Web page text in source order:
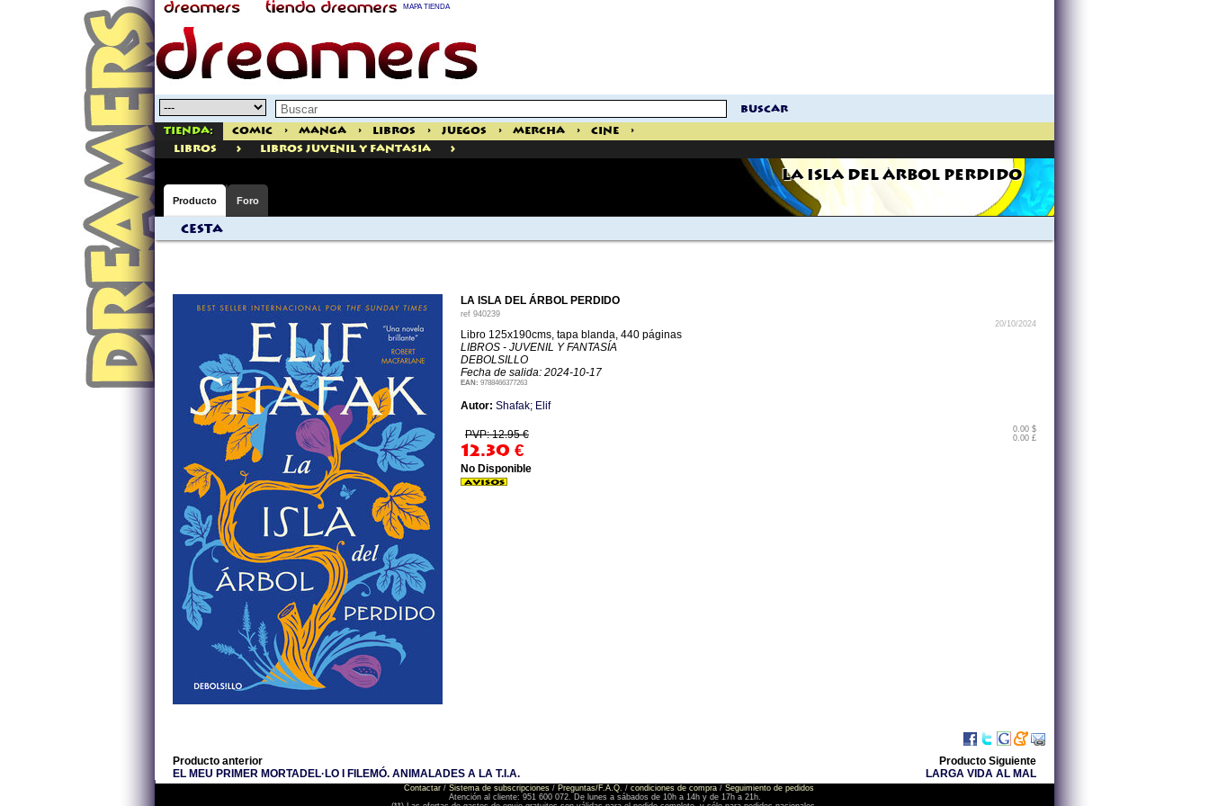
MAPA TIENDA
buscar
Tienda: Comic > Manga > Libros > Juegos > Mercha > Cine
>
libros
> Libros Juvenil Y Fantasia >
LA ISLA DEL ÁRBOL PERDIDO
Producto Foro
Cesta
LA ISLA DEL ÁRBOL PERDIDO
ref 940239
20/10/2024
Libro 125x190cms, tapa blanda, 440 páginas
LIBROS - JUVENIL Y FANTASÍA
DEBOLSILLO
Fecha de salida: 2024-10-17
EAN: 9788466377263
Autor: Shafak; Elif
PVP: 12.95 €
12.30 €
0.00 $
0.00 £
No Disponible
Producto anterior
EL MEU PRIMER MORTADEL·LO I FILEMÓ. ANIMALADES A LA T.I.A.
Producto Siguiente
LARGA VIDA AL MAL
Contactar / Sistema de subscripciones / Preguntas/F.A.Q. / condiciones de compra / Seguimiento de pedidos
Atención al cliente: 951 600 072. De lunes a sábados de 10h a 14h y de 17h a 21h.